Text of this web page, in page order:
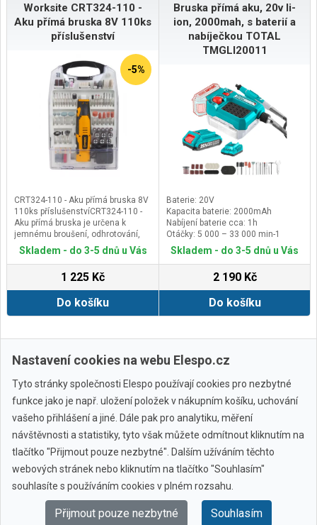
Worksite CRT324-110 -
Aku přímá bruska 8V 110ks
příslušenství
-5%
CRT324-110 - Aku přímá bruska 8V
110ks příslušenstvíCRT324-110 -
Aku přímá bruska je určena k
jemnému broušení, odhrotování,
frézování, gravírování, leštění a k
jemnému vrtání otvorů.&nbsp;
pohon, malé rozměry, ergonomicky
tvarované tělo a gumové úchopové
části umožňují příjemné držení a
snadnou manipulaci při práci. Li-ion
kdykoliv dobíjet, aniž by se tím
ion akumulátor ztrácí energii
a vydrží dlouho nabitý.Hlavní
Li-Ion baterie&nbsp;El. regulace
otáček&nbsp;Měkká
vřetene&nbsp;Idealni pro broušeni,
leštěni, čištěni, řezani a
CRT324-110
110 ks příslušenstvíKleština
mmPlastové balení
Skladem - do 3-5 dnů u Vás
1 225 Kč
Do košíku
Bruska přímá aku, 20v li-
ion, 2000mah, s baterií a
nabíječkou TOTAL
TMGLI20011
Baterie: 20V
Kapacita baterie: 2000mAh
Nabíjení baterie cca: 1h
Otáčky: 5 000 – 33 000 min-1
Skladem - do 3-5 dnů u Vás
2 190 Kč
Do košíku
Zobrazit další
Všechny značky
© 2010 - 2026 Elespo.cz
Nastavení cookies na webu Elespo.cz
Tyto stránky společnosti Elespo používají cookies pro nezbytné
funkce jako je např. uložení položek v nákupním košíku, uchování
vašeho přihlášení a jiné. Dále pak pro analytiku, měření
návštěvnosti a statistiky, tyto však můžete odmítnout kliknutím na
tlačítko "Přijmout pouze nezbytné". Dalším užíváním těchto
webových stránek nebo kliknutím na tlačítko "Souhlasím"
souhlasíte s používáním cookies v plném rozsahu.
Přijmout pouze nezbytné Souhlasím